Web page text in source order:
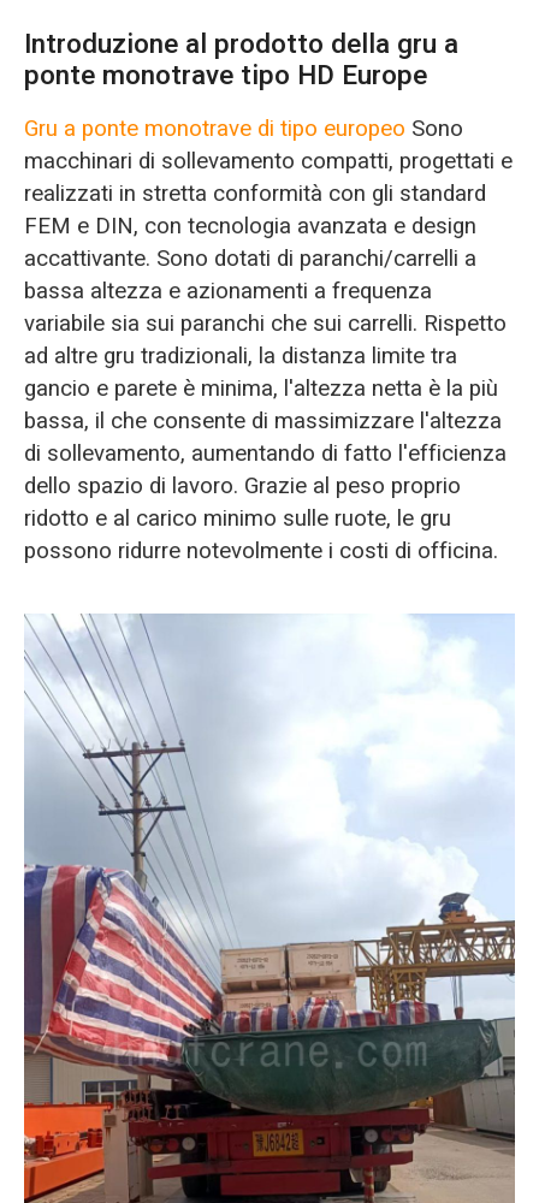
Introduzione al prodotto della gru a
ponte monotrave tipo HD Europe
Gru a ponte monotrave di tipo europeo Sono
macchinari di sollevamento compatti, progettati e
realizzati in stretta conformità con gli standard
FEM e DIN, con tecnologia avanzata e design
accattivante. Sono dotati di paranchi/carrelli a
bassa altezza e azionamenti a frequenza
variabile sia sui paranchi che sui carrelli. Rispetto
ad altre gru tradizionali, la distanza limite tra
gancio e parete è minima, l'altezza netta è la più
bassa, il che consente di massimizzare l'altezza
di sollevamento, aumentando di fatto l'efficienza
dello spazio di lavoro. Grazie al peso proprio
ridotto e al carico minimo sulle ruote, le gru
possono ridurre notevolmente i costi di officina.